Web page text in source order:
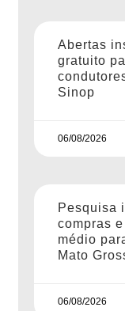
Abertas
gratuito
Sinop
06/08/2026
Pesquisa
compras
médio
Mato
06/08/2026